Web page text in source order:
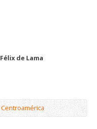
de Lama